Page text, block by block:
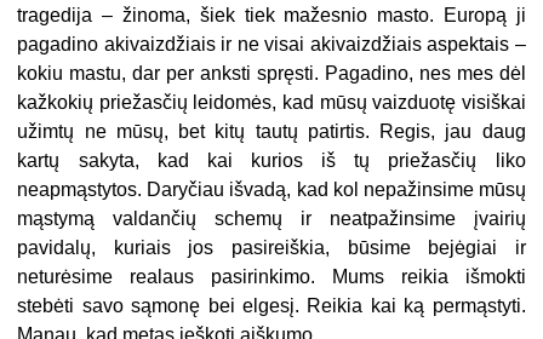
tragedija – žinoma, šiek tiek mažesnio masto. Europą ji
pagadino akivaizdžiais ir ne visai akivaizdžiais aspektais –
kokiu mastu, dar per anksti spręsti. Pagadino, nes mes dėl
kažkokių priežasčių leidomės, kad mūsų vaizduotę visiškai
užimtų ne mūsų, bet kitų tautų patirtis. Regis, jau daug
kartų sakyta, kad kai kurios iš tų priežasčių liko
neapmąstytos. Daryčiau išvadą, kad kol nepažinsime mūsų
mąstymą valdančių schemų ir neatpažinsime įvairių
pavidalų, kuriais jos pasireiškia, būsime bejėgiai ir
neturėsime realaus pasirinkimo. Mums reikia išmokti
stebėti savo sąmonę bei elgesį. Reikia kai ką permąstyti.